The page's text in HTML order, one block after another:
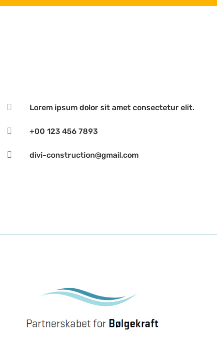
 Lorem ipsum dolor sit amet consectetur elit.
 +00 123 456 7893
 divi-construction@gmail.com